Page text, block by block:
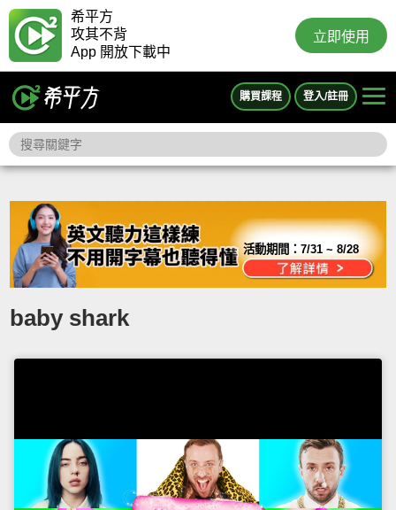
希平方
攻其不背
App 開放下載中
立即使用
購買課程 登入/註冊
活動期間：7/31 ~ 8/28
baby shark